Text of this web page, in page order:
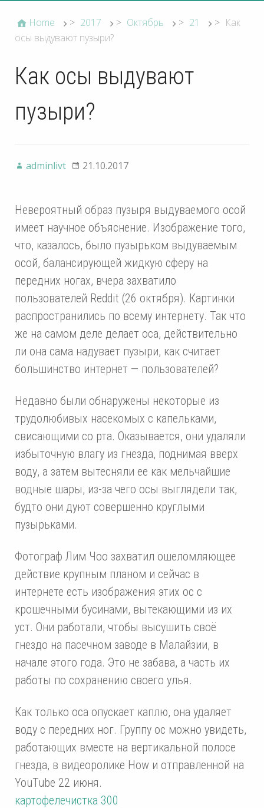
Home > 2017 > Октябрь > 21 > Как
осы выдувают пузыри?
Как осы выдувают
пузыри?
adminlivt 21.10.2017
Невероятный образ пузыря выдуваемого осой
имеет научное объяснение. Изображение того,
что, казалось, было пузырьком выдуваемым
осой, балансирующей жидкую сферу на
передних ногах, вчера захватило
пользователей Reddit (26 октября). Картинки
распространились по всему интернету. Так что
же на самом деле делает оса, действительно
ли она сама надувает пузыри, как считает
большинство интернет — пользователей?
Недавно были обнаружены некоторые из
трудолюбивых насекомых с капельками,
свисающими со рта. Оказывается, они удаляли
избыточную влагу из гнезда, поднимая вверх
воду, а затем вытесняли ее как мельчайшие
водные шары, из-за чего осы выглядели так,
будто они дуют совершенно круглыми
пузырьками.
Фотограф Лим Чоо захватил ошеломляющее
действие крупным планом и сейчас в
интернете есть изображения этих ос с
крошечными бусинами, вытекающими из их
уст. Они работали, чтобы высушить своё
гнездо на пасечном заводе в Малайзии, в
начале этого года. Это не забава, а часть их
работы по сохранению своего улья.
Как только оса опускает каплю, она удаляет
воду с передних ног. Группу ос можно увидеть,
работающих вместе на вертикальной полосе
гнезда, в видеоролике How и отправленной на
YouTube 22 июня.
картофелечистка 300